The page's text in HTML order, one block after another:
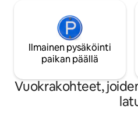
Ilmainen pysäköinti
paikan päällä
Vuokrakohteet,